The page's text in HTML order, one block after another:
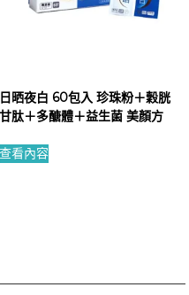
日晒夜白 60包入 珍珠粉＋穀胱
甘肽＋多醣體＋益生菌 美顏方
查看內容